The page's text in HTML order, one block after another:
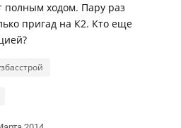
полным ходом. Пару раз
пригад на К2. Кто еще